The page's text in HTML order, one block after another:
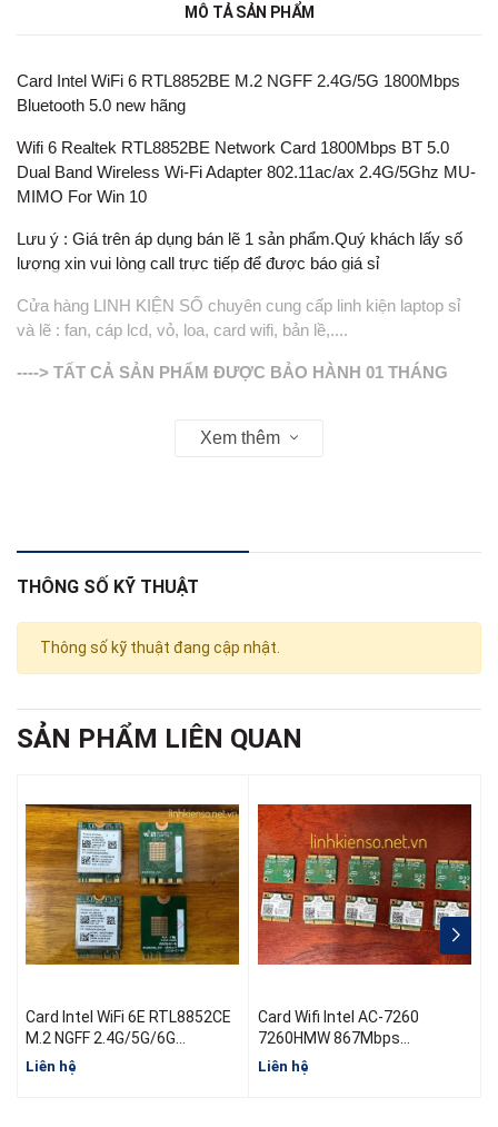
MÔ TẢ SẢN PHẨM
Card Intel WiFi 6 RTL8852BE M.2 NGFF 2.4G/5G 1800Mbps
Bluetooth 5.0 new hãng
Wifi 6 Realtek RTL8852BE Network Card 1800Mbps BT 5.0
Dual Band Wireless Wi-Fi Adapter 802.11ac/ax 2.4G/5Ghz MU-
MIMO For Win 10
Lưu ý : Giá trên áp dụng bán lẽ 1 sản phẩm.Quý khách lấy số
lượng xin vui lòng call trực tiếp để được báo giá sỉ
Cửa hàng LINH KIỆN SỐ chuyên cung cấp linh kiện laptop sỉ
và lẽ : fan, cáp lcd, vỏ, loa, card wifi, bản lề,....
----> TẤT CẢ SẢN PHẨM ĐƯỢC BẢO HÀNH 01 THÁNG
Xem thêm
THÔNG SỐ KỸ THUẬT
Thông số kỹ thuật đang cập nhật.
SẢN PHẨM LIÊN QUAN
Card Intel WiFi 6E RTL8852CE
M.2 NGFF 2.4G/5G/6G
1800Mbps Bluetooth 5.3
Liên hệ
Card Wifi Intel AC-7260
7260HMW 867Mbps
2.4G/5Ghz 802.11ac MINI PCI-
E Bluetooth 4.0
Liên hệ